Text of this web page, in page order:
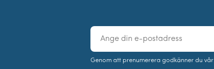
E-
post
Genom att prenumerera godkänner du vår